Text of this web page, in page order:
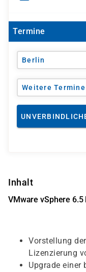
Termine
Berlin
Weitere
Inhalt
VMware vSphere 6.5
Vorstellung
Lizenzierung
Upgrade